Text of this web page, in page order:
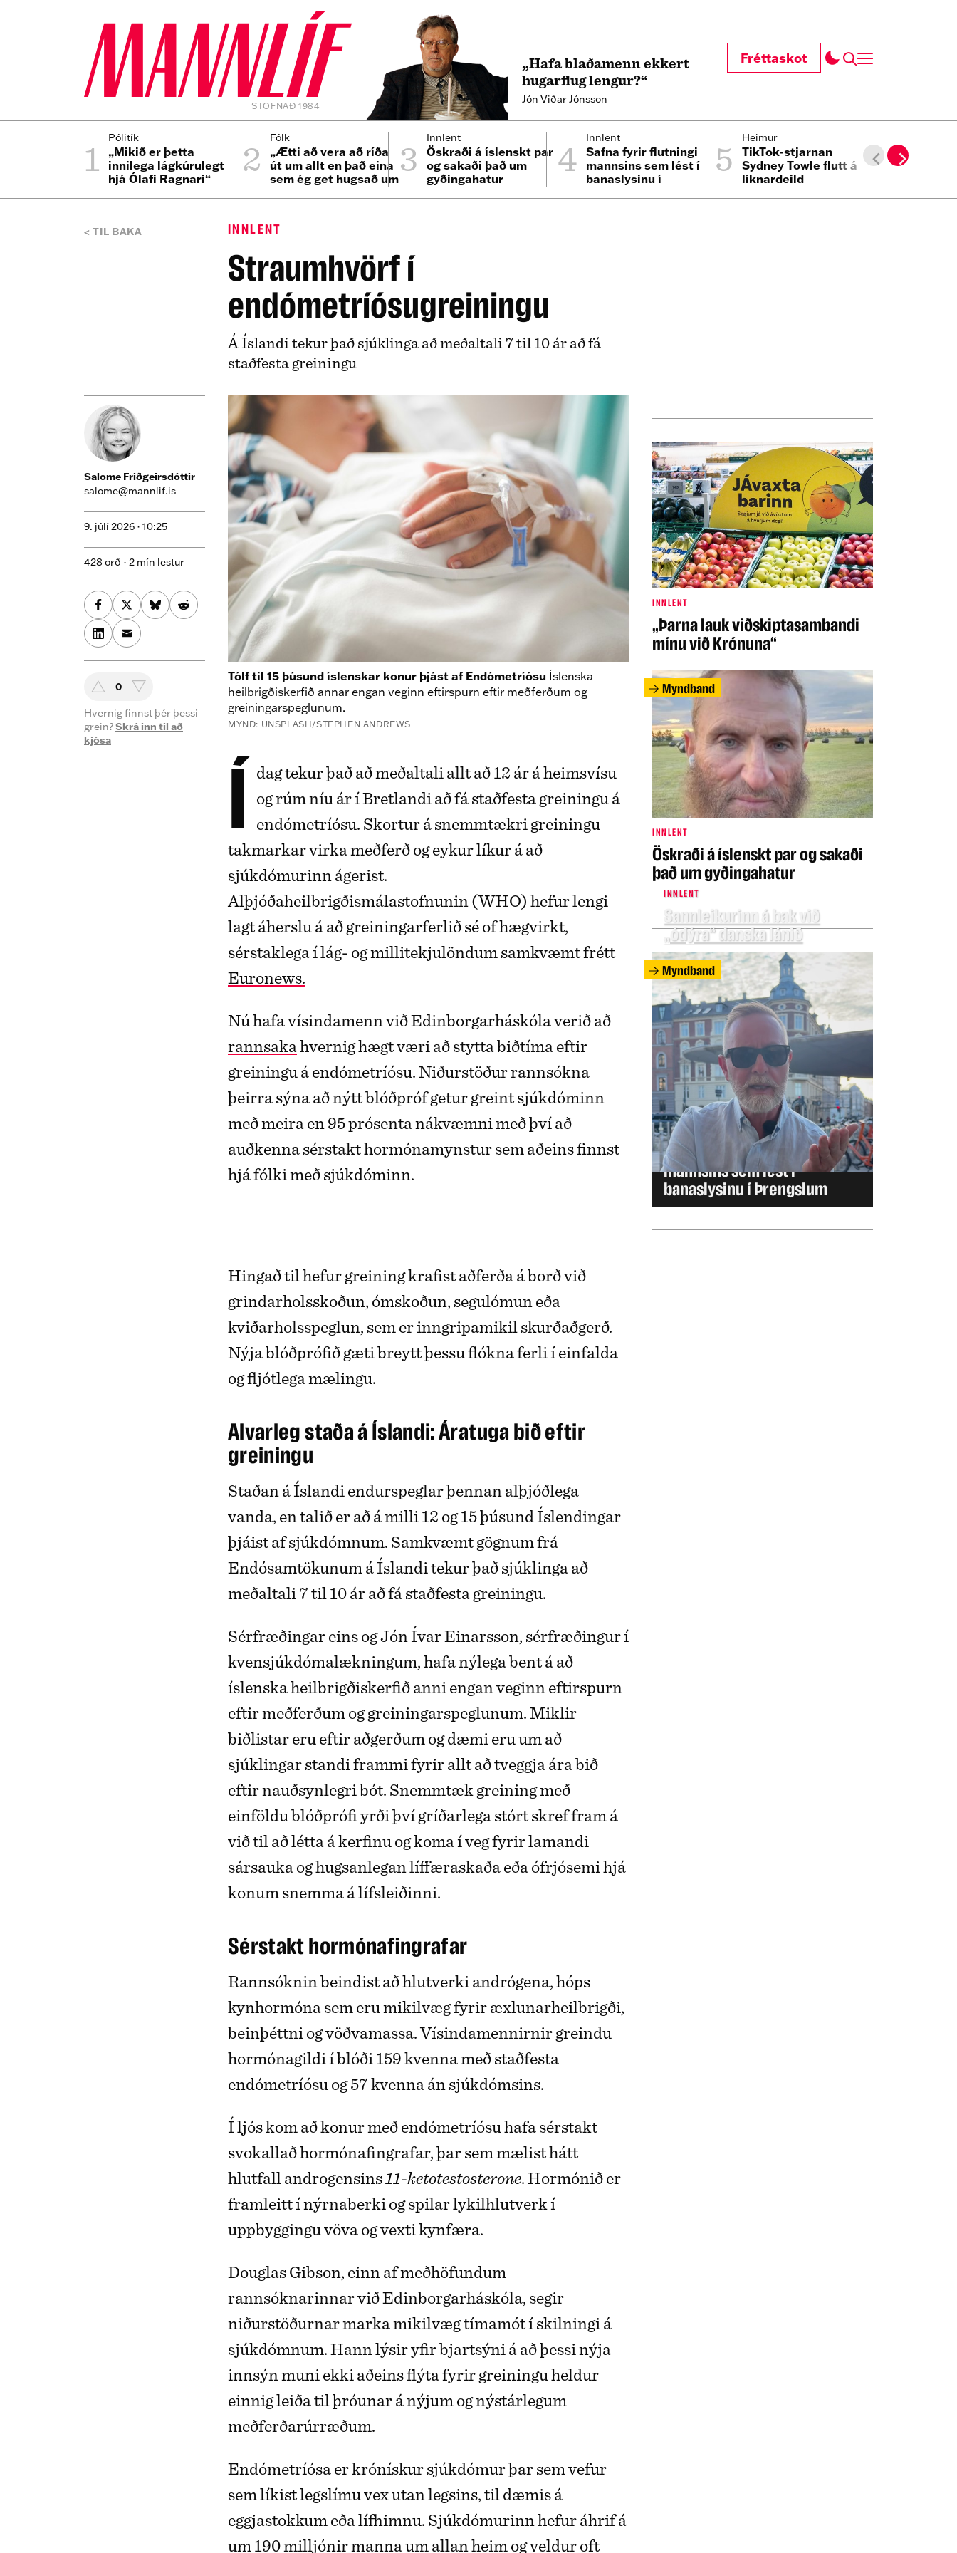
STOFNAÐ 1984
„Hafa blaðamenn ekkert
hugarflug lengur?“
Jón Viðar Jónsson
Fréttaskot
1 Pólitík
„Mikið er þetta
innilega lágkúrulegt
hjá Ólafi Ragnari“
2 Fólk
„Ætti að vera að ríða
út um allt en það eina
sem ég get hugsað um3 Innlent
Öskraði á íslenskt par
og sakaði það um
gyðingahatur
4 Innlent
Safna fyrir flutningi
mannsins sem lést í
banaslysinu í
5 Heimur
TikTok-stjarnan
Sydney Towle flutt á
líknardeild
6
Lætur
baukinn í
TIL BAKA INNLENT
Straumhvörf í
endómetríósugreiningu
Á Íslandi tekur það sjúklinga að meðaltali 7 til 10 ár að fá
staðfesta greiningu
Tólf til 15 þúsund íslenskar konur þjást af Endómetríósu Íslenska
heilbrigðiskerfið annar engan veginn eftirspurn eftir meðferðum og
greiningarspeglunum.
MYND: UNSPLASH/STEPHEN ANDREWS
og rúm níu ár í Bretlandi að fá staðfesta greiningu á
endómetríósu. Skortur á snemmtækri greiningu
takmarkar virka meðferð og eykur líkur á að
sjúkdómurinn ágerist.
Alþjóðaheilbrigðismálastofnunin (WHO) hefur lengi
lagt áherslu á að greiningarferlið sé of hægvirkt,
sérstaklega í lág- og millitekjulöndum samkvæmt frétt
Euronews.
Nú hafa vísindamenn við Edinborgarháskóla verið að
rannsakahvernig hægt væri að stytta biðtíma eftir
greiningu á endómetríósu. Niðurstöður rannsókna
þeirra sýna að nýtt blóðpróf getur greint sjúkdóminn
með meira en 95 prósenta nákvæmni með því að
auðkenna sérstakt hormónamynstur sem aðeins finnst
hjá fólki með sjúkdóminn.
Hingað til hefur greining krafist aðferða á borð við
grindarholsskoðun, ómskoðun, segulómun eða
kviðarholsspeglun, sem er inngripamikil skurðaðgerð.
Nýja blóðprófið gæti breytt þessu flókna ferli í einfalda
og fljótlega mælingu.
Alvarleg staða á Íslandi: Áratuga bið eftir
greiningu
Staðan á Íslandi endurspeglar þennan alþjóðlega
vanda, en talið er að á milli 12 og 15 þúsund Íslendingar
þjáist af sjúkdómnum. Samkvæmt gögnum frá
Endósamtökunum á Íslandi tekur það sjúklinga að
meðaltali 7 til 10 ár að fá staðfesta greiningu.
Sérfræðingar eins og Jón Ívar Einarsson, sérfræðingur í
kvensjúkdómalækningum, hafa nýlega bent á að
íslenska heilbrigðiskerfið anni engan veginn eftirspurn
eftir meðferðum og greiningarspeglunum. Miklir
biðlistar eru eftir aðgerðum og dæmi eru um að
sjúklingar standi frammi fyrir allt að tveggja ára bið
eftir nauðsynlegri bót. Snemmtæk greining með
einföldu blóðprófi yrði því gríðarlega stórt skref fram á
við til að létta á kerfinu og koma í veg fyrir lamandi
sársauka og hugsanlegan líffæraskaða eða ófrjósemi hjá
konum snemma á lífsleiðinni.
Sérstakt hormónafingrafar
Rannsóknin beindist að hlutverki andrógena, hóps
kynhormóna sem eru mikilvæg fyrir æxlunarheilbrigði,
beinþéttni og vöðvamassa. Vísindamennirnir greindu
hormónagildi í blóði 159 kvenna með staðfesta
endómetríósu og 57 kvenna án sjúkdómsins.
Í ljós kom að konur með endómetríósu hafa sérstakt
svokallað hormónafingrafar, þar sem mælist hátt
hlutfall androgensins11-ketotestosterone. Hormónið er
framleitt í nýrnaberki og spilar lykilhlutverk í
uppbyggingu vöva og vexti kynfæra.
Douglas Gibson, einn af meðhöfundum
rannsóknarinnar við Edinborgarháskóla, segir
niðurstöðurnar marka mikilvæg tímamót í skilningi á
sjúkdómnum. Hann lýsir yfir bjartsýni á að þessi nýja
innsýn muni ekki aðeins flýta fyrir greiningu heldur
einnig leiða til þróunar á nýjum og nýstárlegum
meðferðarúrræðum.
Endómetríósa er krónískur sjúkdómur þar sem vefur
sem líkist legslímu vex utan legsins, til dæmis á
eggjastokkum eða lífhimnu. Sjúkdómurinn hefur áhrif á
um 190 milljónir manna um allan heim og veldur oft
Salome Friðgeirsdóttir
salome@mannlif.is
9. júlí 2026 · 10:25
428 orð · 2 mín lestur
0
Hvernig finnst þér þessi
grein?Skrá inn til að
kjósa
INNLENT
„Þarna lauk viðskiptasambandi
mínu við Krónuna“
Myndband
INNLENT
Öskraði á íslenskt par og sakaði
það um gyðingahatur
Myndband
INNLENT
Sannleikurinn á bak við
„ódýra“ danska lánið
INNLENT
Safna fyrir flutningi
mannsins sem lést í
banaslysinu í Þrengslum